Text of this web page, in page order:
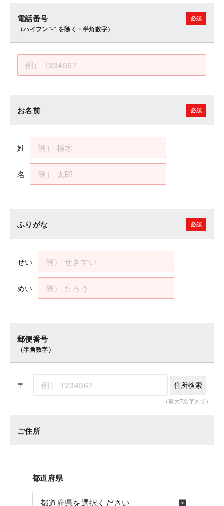
電話番号
（ハイフン“-” を除く・半角数字）
お名前
姓
名
ふりがな
せい
めい
郵便番号
（半角数字）
〒
（最大7文字まで）
住所検索
ご住所
都道府県